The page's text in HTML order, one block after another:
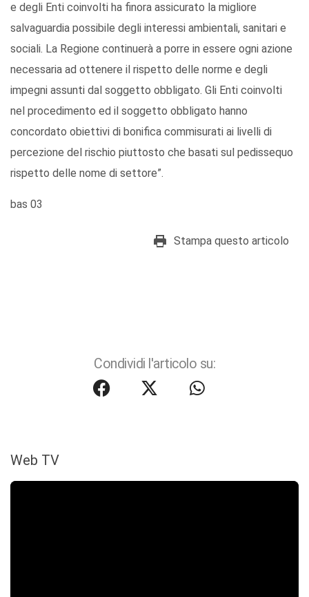
e degli Enti coinvolti ha finora assicurato la migliore
salvaguardia possibile degli interessi ambientali, sanitari e
sociali. La Regione continuerà a porre in essere ogni azione
necessaria ad ottenere il rispetto delle norme e degli
impegni assunti dal soggetto obbligato. Gli Enti coinvolti
nel procedimento ed il soggetto obbligato hanno
concordato obiettivi di bonifica commisurati ai livelli di
percezione del rischio piuttosto che basati sul pedissequo
rispetto delle nome di settore”.
bas 03
Stampa questo articolo
Condividi l'articolo su:
Web TV